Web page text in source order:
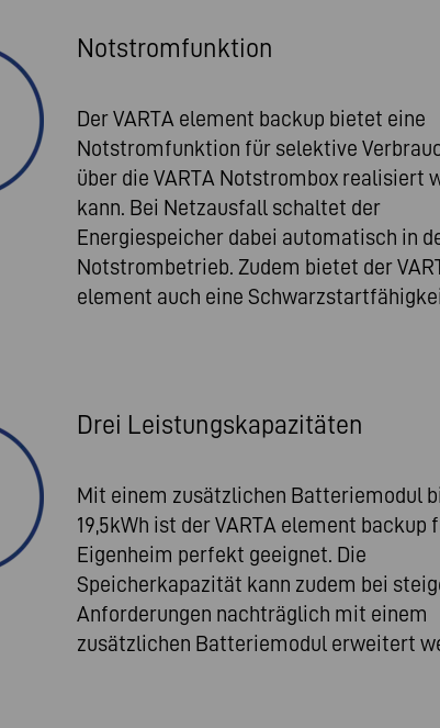
Notstromfunktion
Der VARTA element backup bietet eine
Notstromfunktion für selektive
über die VARTA Notstrombox realisiert
kann. Bei Netzausfall schaltet der
Energiespeicher dabei automatisch in
Notstrombetrieb. Zudem bietet der
element auch eine
Drei Leistungskapazitäten
Mit einem zusätzlichen Batteriemodul
19,5kWh ist der VARTA element backup
Eigenheim perfekt geeignet. Die
Speicherkapazität kann zudem bei
Anforderungen nachträglich mit einem
zusätzlichen Batteriemodul erweitert